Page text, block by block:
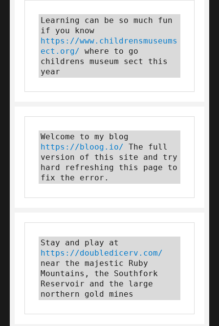
Learning can be so much fun
https://www.childrensmuseums
ect.org/ where to go
childrens museum sect this
year
https://bloog.io/ The full
version of this site and try
hard refreshing this page to
fix the error.
https://doubledicerv.com/
near the majestic Ruby
Mountains, the Southfork
Reservoir and the large
northern gold mines